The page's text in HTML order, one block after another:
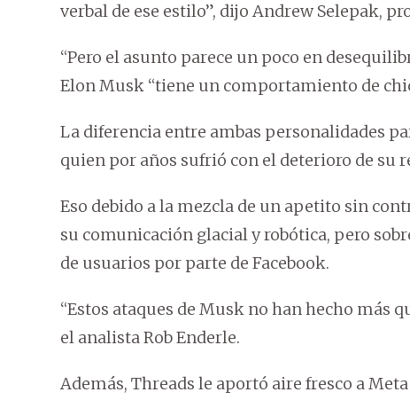
verbal de ese estilo”, dijo Andrew Selepak,
“Pero el asunto parece un poco en
Elon Musk “tiene un comportamiento de
La diferencia entre ambas personalidades
quien por años sufrió con el deterioro de su
Eso debido a la mezcla de un apetito sin
su comunicación glacial y robótica, pero
de usuarios por parte de Facebook.
“Estos ataques de Musk no han hecho más
el analista Rob Enderle.
Además, Threads le aportó aire fresco a